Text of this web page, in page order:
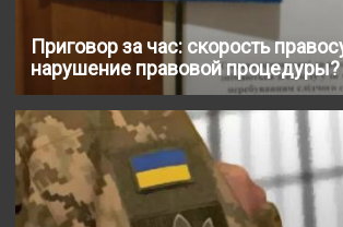
Приговор за час: скорость
нарушение правовой процедуры?